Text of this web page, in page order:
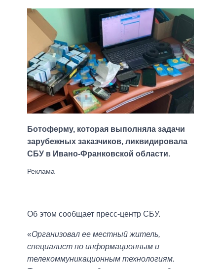
Ботоферму, которая выполняла задачи
зарубежных заказчиков, ликвидировала
СБУ в Ивано-Франковской области.
Об этом сообщает пресс-центр СБУ.
«Организовал ее местный житель,
специалист по информационным и
телекоммуникационным технологиям.